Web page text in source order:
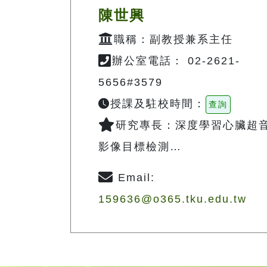
陳世興
職稱：副教授兼系主任
辦公室電話： 02-2621-
5656#3579
授課及駐校時間：
查詢
研究專長：深度學習心臟超
影像目標檢測…
Email:
159636@o365.tku.edu.tw